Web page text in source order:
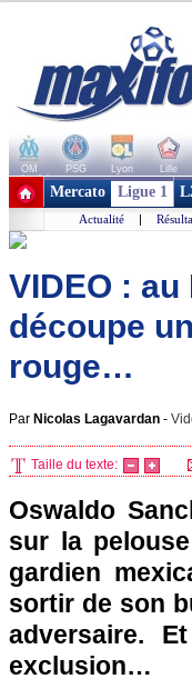
OM PSG Lyon Lille
+ de clubs
Mercato Ligue 1
Actualité |
VIDEO :
découpe
rouge…
Par Nicolas Lagavardan -
Taille du texte:
Oswaldo
sur la
gardien
sortir de son
adversaire.
exclusion…